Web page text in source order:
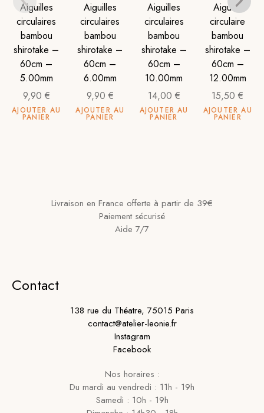
Aiguilles
circulaires
bambou
shirotake –
60cm –
5.00mm
9,90 €
AJOUTER AU
PANIER
Aiguilles
circulaires
bambou
shirotake –
60cm –
6.00mm
9,90 €
AJOUTER AU
PANIER
Aiguilles
circulaires
bambou
shirotake –
60cm –
10.00mm
14,00 €
AJOUTER AU
PANIER
Aiguille
circulaire
bambou
shirotake –
60cm –
12.00mm
15,50€
AJOUTER AU
PANIER
Livraison en France offerte à partir de 39€
Paiement sécurisé
Aide 7/7
Contact
138 rue du Théatre, 75015 Paris
contact@atelier-leonie.fr
Instagram
Facebook
Nos horaires :
Du mardi au vendredi : 11h - 19h
Samedi : 10h - 19h